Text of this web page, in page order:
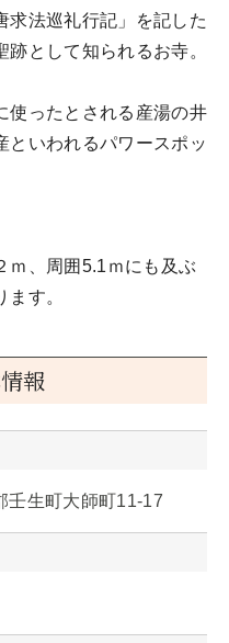
求法巡礼行記」を記した
跡として知られるお寺。
使ったとされる産湯の井
といわれるパワースポッ
ｍ、周囲5.1ｍにも及ぶ
す。
報
生町大師町11-17